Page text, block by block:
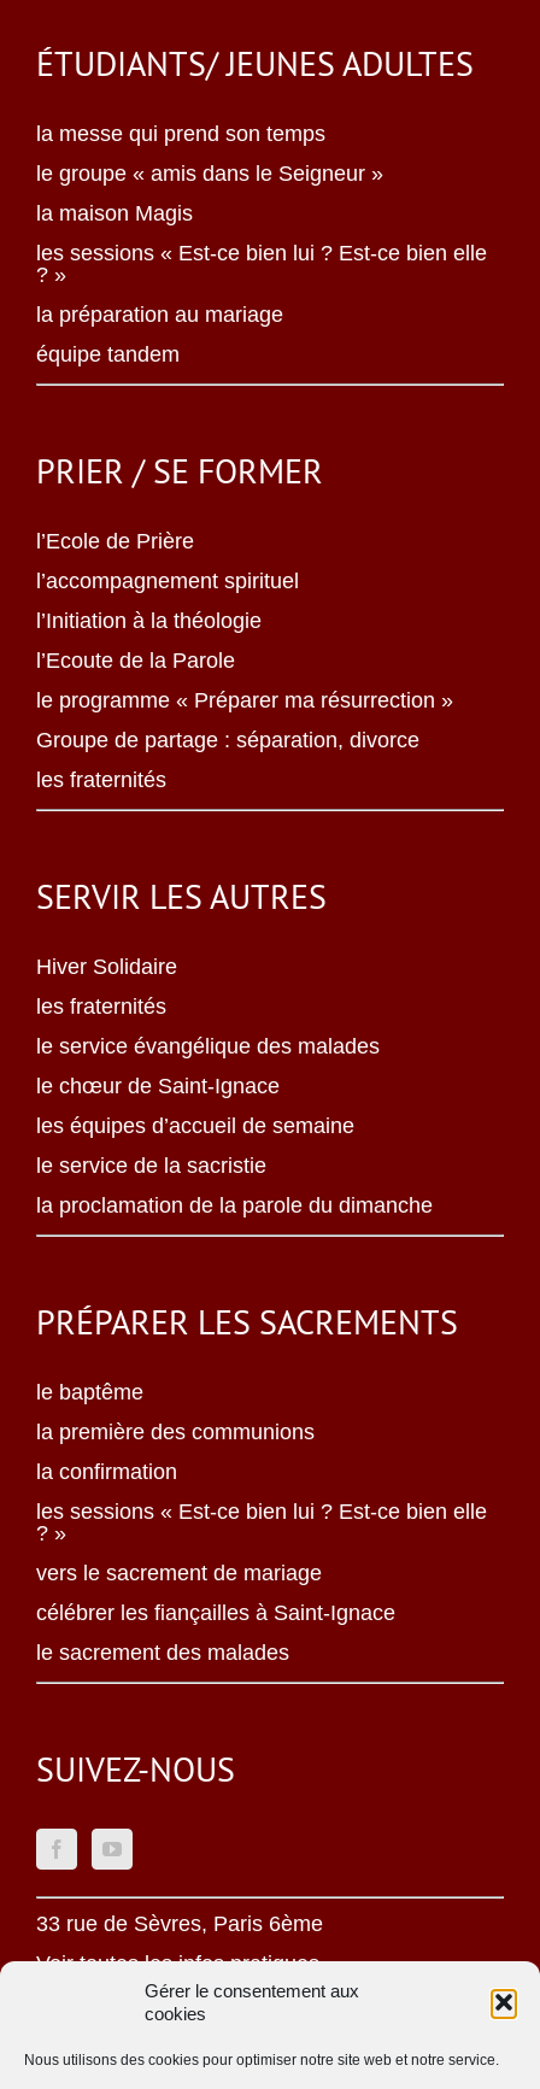
Gérer le consentement aux
cookies
Nous utilisons des cookies pour optimiser notre site web et notre service.
ÉTUDIANTS/ JEUNES ADULTES
la messe qui prend son temps
le groupe « amis dans le Seigneur »
la maison Magis
les sessions « Est-ce bien lui ? Est-ce bien elle
? »
la préparation au mariage
équipe tandem
PRIER / SE FORMER
l’Ecole de Prière
l’accompagnement spirituel
l’Initiation à la théologie
l’Ecoute de la Parole
le programme « Préparer ma résurrection »
Groupe de partage : séparation, divorce
les fraternités
SERVIR LES AUTRES
Hiver Solidaire
les fraternités
le service évangélique des malades
le chœur de Saint-Ignace
les équipes d’accueil de semaine
le service de la sacristie
la proclamation de la parole du dimanche
PRÉPARER LES SACREMENTS
le baptême
la première des communions
la confirmation
les sessions « Est-ce bien lui ? Est-ce bien elle
? »
vers le sacrement de mariage
célébrer les fiançailles à Saint-Ignace
le sacrement des malades
SUIVEZ-NOUS
33 rue de Sèvres, Paris 6ème
Voir toutes les infos pratiques
Mentions légales
Politique de confidentialité